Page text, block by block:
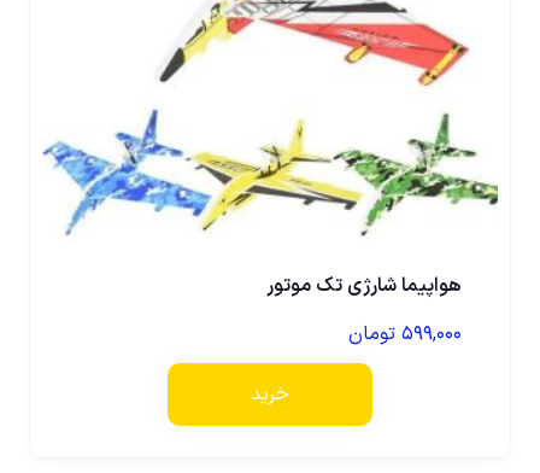
هواپیما شارژی تک موتور
۵۹۹,۰۰۰ تومان
خرید